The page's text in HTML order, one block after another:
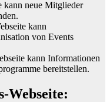
kann neue Mitglieder
kann
von Events
kann Informationen
bereitstellen.
Webseite: